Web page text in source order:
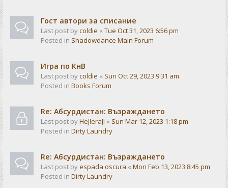
Гост автори за списание
Last post bycoldie « Tue Oct 31, 2023 6:56 pm
Posted in Shadowdance Main Forum
Игра по КнВ
Last post bycoldie « Sun Oct 29, 2023 9:31 am
Posted in Books Forum
Re: Абсурдистан: Възраждането
Last post byHeJIeraJI « Sun Mar 12, 2023 1:18 pm
Posted in Dirty Laundry
Re: Абсурдистан: Възраждането
Last post byespada oscura « Mon Feb 13, 2023 8:45 pm
Posted in Dirty Laundry